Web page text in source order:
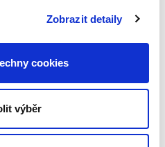
Zobrazit detaily
cookies
výběr
Transpozice
rodičovské
dovolené